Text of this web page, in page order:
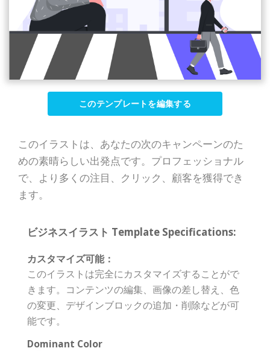
このテンプレートを編集する
このイラストは、あなたの次のキャンペーンのた
めの素晴らしい出発点です。プロフェッショナル
で、より多くの注目、クリック、顧客を獲得でき
ます。
ビジネスイラスト Template Specifications:
カスタマイズ可能：
このイラストは完全にカスタマイズすることがで
きます。コンテンツの編集、画像の差し替え、色
の変更、デザインブロックの追加・削除などが可
能です。
Dominant Color